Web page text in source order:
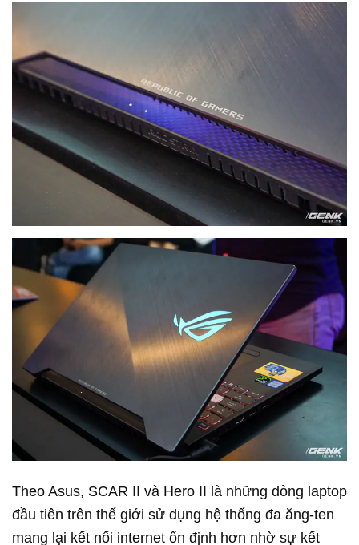
Theo Asus, SCAR II và Hero II là những dòng laptop
đầu tiên trên thế giới sử dụng hệ thống đa ăng-ten
mang lại kết nối internet ổn định hơn nhờ sự kết